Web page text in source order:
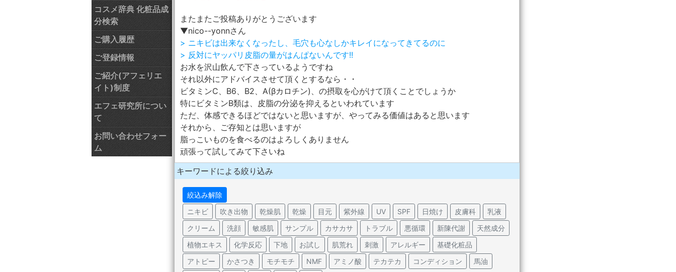
コスメ辞典 化粧品成
分検索
ご購入履歴
ご登録情報
ご紹介(アフェリエ
イト)制度
エフェ研究所につい
て
お問い合わせフォー
ム
またまたご投稿ありがとうございます
▼nico--yonnさん
> ニキビは出来なくなったし、毛穴も心なしかキレイになってきてるのに
> 反対にヤッパリ皮脂の量がはんぱないんです!!
お水を沢山飲んで下さっているようですね
それ以外にアドバイスさせて頂くとするなら・・
ビタミンC、B6、B2、A(βカロチン)、の摂取を心がけて頂くことでしょうか
特にビタミンB類は、皮脂の分泌を抑えるといわれています
ただ、体感できるほどではないと思いますが、やってみる価値はあると思います
それから、ご存知とは思いますが
脂っこいものを食べるのはよろしくありません
頑張って試してみて下さいね
キーワードによる絞り込み
絞込み解除
ニキビ
吹き出物 乾燥肌 乾燥 目元 紫外線 UV SPF 日焼け 皮膚科
乳液
クリーム
洗顔 敏感肌 サンプル カサカサ トラブル 悪循環 新陳代謝
天然成分
植物エキス
化学反応 下地 お試し 肌荒れ 刺激 アレルギー
基礎化粧品
アトピー
かさつき モチモチ NMF アミノ酸 テカテカ コンディション 馬油